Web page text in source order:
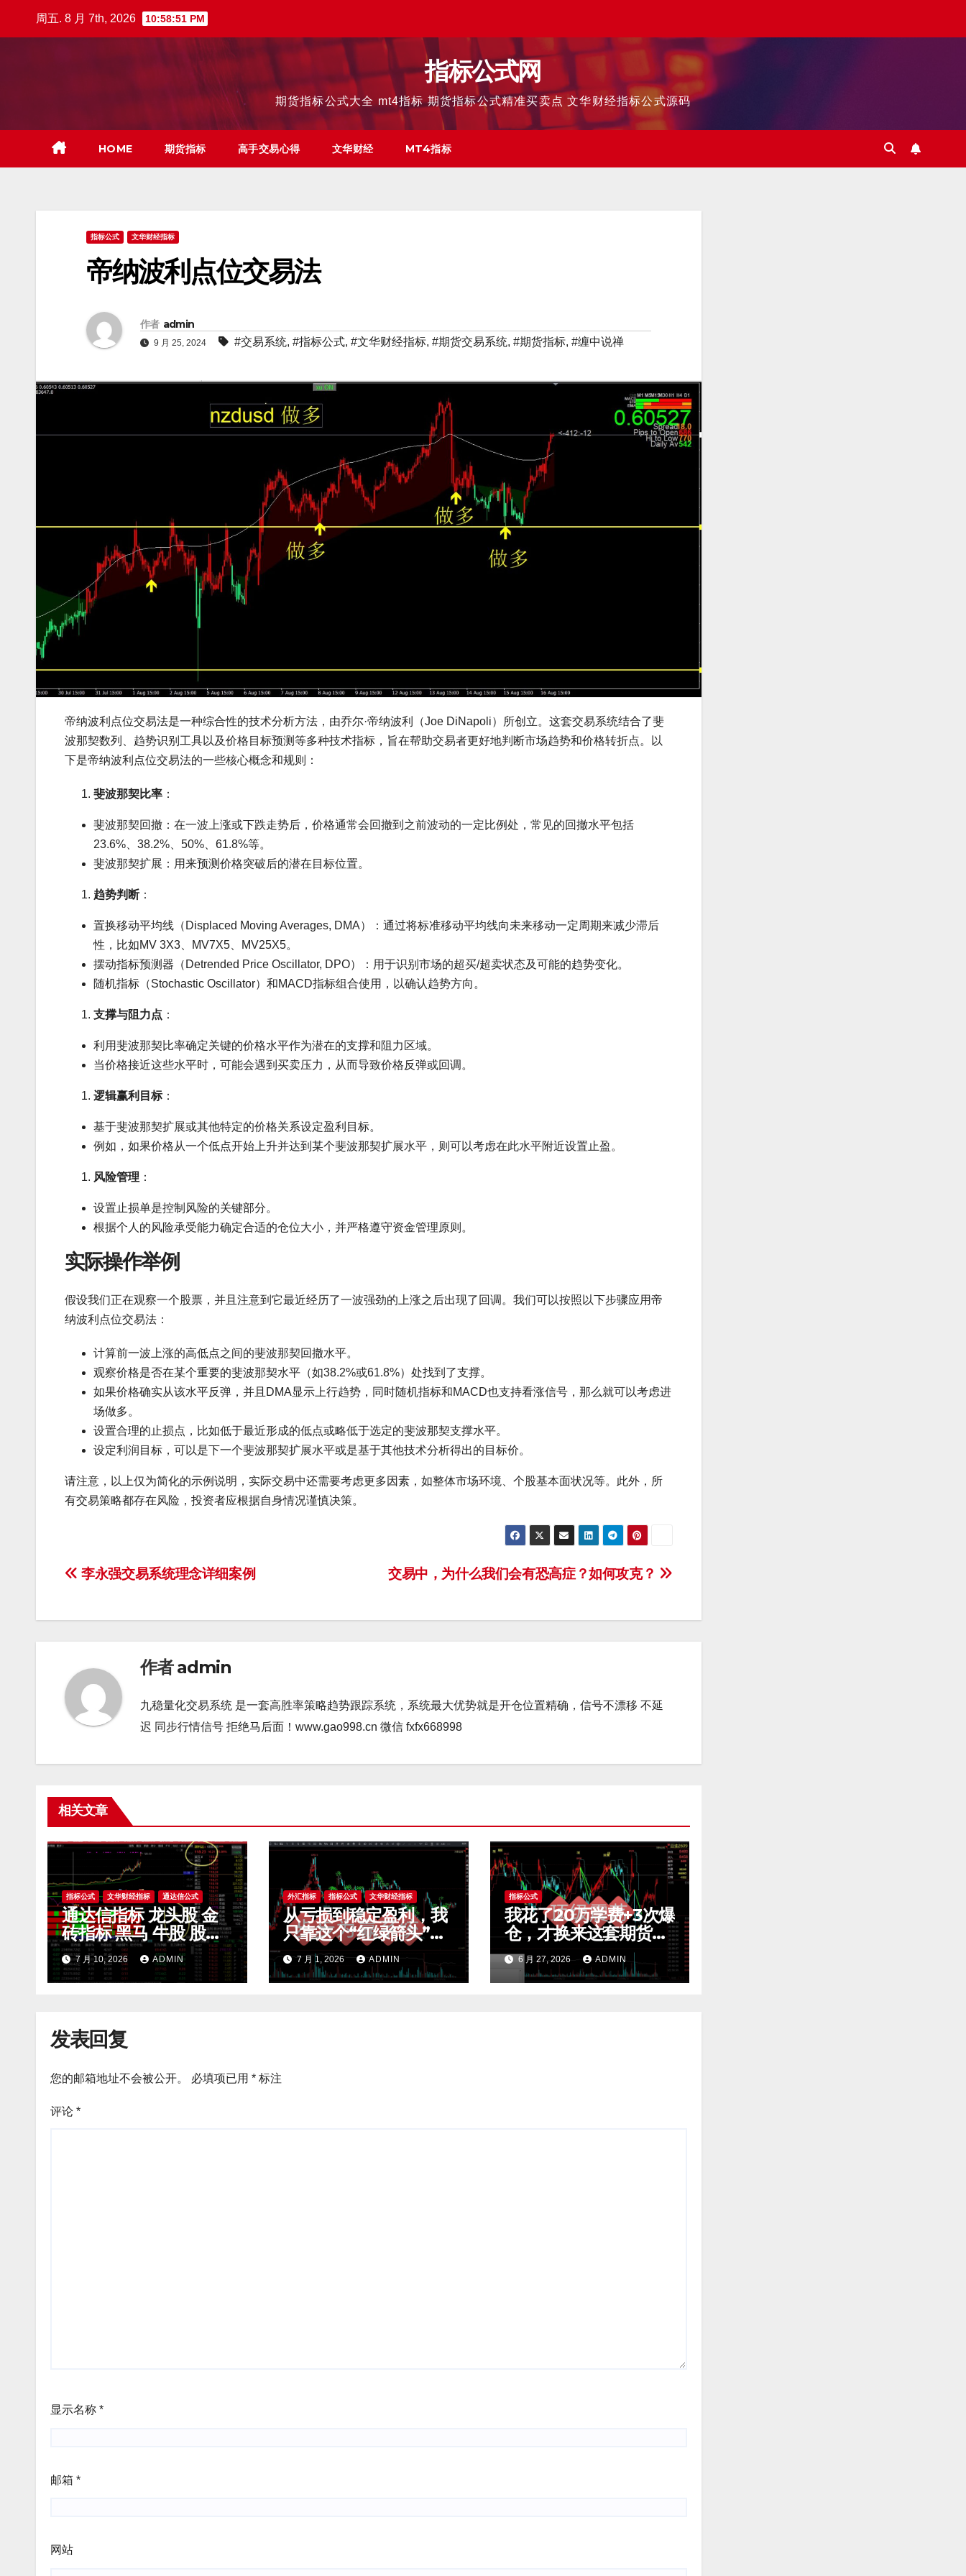
周五. 8 月 7th, 2026 10:58:52 PM
指标公式网
期货指标公式大全 mt4指标 期货指标公式精准买卖点 文华财经指标公式源码
HOME 期货指标 高手交易心得 文华财经 MT4指标
指标公式 文华财经指标
帝纳波利点位交易法
作者 admin
9 月 25, 2024 #交易系统, #指标公式, #文华财经指标, #期货交易系统, #期货指标, #缠中说禅
帝纳波利点位交易法是一种综合性的技术分析方法，由乔尔·帝纳波利（Joe DiNapoli）所创立。这套交易系统结合了斐
波那契数列、趋势识别工具以及价格目标预测等多种技术指标，旨在帮助交易者更好地判断市场趋势和价格转折点。以
下是帝纳波利点位交易法的一些核心概念和规则：
斐波那契比率 ：
斐波那契回撤：在一波上涨或下跌走势后，价格通常会回撤到之前波动的一定比例处，常见的回撤水平包括
23.6%、38.2%、50%、61.8%等。
斐波那契扩展：用来预测价格突破后的潜在目标位置。
趋势判断：
置换移动平均线（Displaced Moving Averages, DMA）：通过将标准移动平均线向未来移动一定周期来减少滞后
性，比如MV 3X3、MV7X5、MV25X5。
摆动指标预测器（Detrended Price Oscillator, DPO）：用于识别市场的超买/超卖状态及可能的趋势变化。
随机指标（Stochastic Oscillator）和MACD指标组合使用，以确认趋势方向。
支撑与阻力点 ：
利用斐波那契比率确定关键的价格水平作为潜在的支撑和阻力区域。
当价格接近这些水平时，可能会遇到买卖压力，从而导致价格反弹或回调。
逻辑赢利目标：
基于斐波那契扩展或其他特定的价格关系设定盈利目标。
例如，如果价格从一个低点开始上升并达到某个斐波那契扩展水平，则可以考虑在此水平附近设置止盈。
风险管理 ：
设置止损单是控制风险的关键部分。
根据个人的风险承受能力确定合适的仓位大小，并严格遵守资金管理原则。
实际操作举例
假设我们正在观察一个股票，并且注意到它最近经历了一波强劲的上涨之后出现了回调。我们可以按照以下步骤应用帝
纳波利点位交易法：
计算前一波上涨的高低点之间的斐波那契回撤水平。
观察价格是否在某个重要的斐波那契水平（如38.2%或61.8%）处找到了支撑。
如果价格确实从该水平反弹，并且DMA显示上行趋势，同时随机指标和MACD也支持看涨信号，那么就可以考虑进
场做多。
设置合理的止损点，比如低于最近形成的低点或略低于选定的斐波那契支撑水平。
设定利润目标，可以是下一个斐波那契扩展水平或是基于其他技术分析得出的目标价。
请注意，以上仅为简化的示例说明，实际交易中还需要考虑更多因素，如整体市场环境、个股基本面状况等。此外，所
有交易策略都存在风险，投资者应根据自身情况谨慎决策。
文
航
交易中，为什么我们会有恐高症？如何攻克？
李永强交易系统理念详细案例
作者admin
九稳量化交易系统 是一套高胜率策略趋势跟踪系统，系统最大优势就是开仓位置精确，信号不漂移 不延
迟 同步行情信号 拒绝马后面！www.gao998.cn 微信 fxfx668998
相关文章
指标公式 文华财经指标 通达信公式
通达信指标 龙头股 金
砖指标 黑马 牛股 股票
指标公式
7 月 10, 2026 ADMIN
外汇指标 指标公式 文华财经指标
从亏损到稳定盈利，我
只靠这个“红绿箭头”过
滤无效交易，干货全公
开 mt4指标
7 月 1, 2026 ADMIN
指标公式
我花了20万学费+3次爆
仓，才换来这套期货震
荡交易系统，今天免费
公开核心逻辑
6 月 27, 2026 ADMIN
发表回复
您的邮箱地址不会被公开。 必填项已用 * 标注
评论 *
显示名称 *
邮箱 *
网站